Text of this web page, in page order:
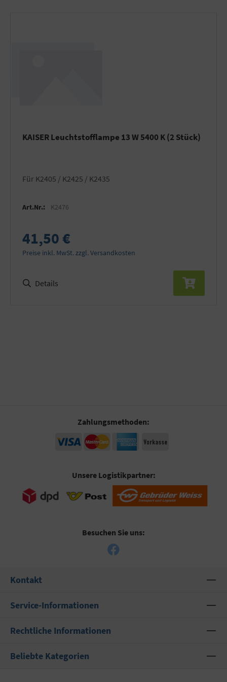
KAISER Leuchtstofflampe 13 W 5400 K (2 Stück)
für K2405 / K2425 / K2435
Art.Nr.: K2476
41,50 €
Preise inkl. MwSt. zzgl. Versandkosten
Details
Zahlungsmethoden:
Unsere Logistikpartner:
Besuchen Sie uns:
Kontakt
Service-Informationen
Rechtliche Informationen
Beliebte Kategorien